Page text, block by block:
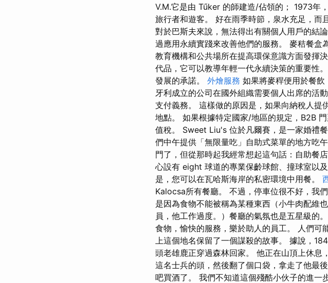
V.M.它是由 Tűker 的師建造/佔領的； 1973年
旅行者和遊客。 好在雨季時節，泉水充足，而
對於巴斯夫來說，無法得出有關個人用戶的結
過應用永續實踐來改善他們的服務。 麥秸餐盒
教育機構和公共場所在提高環保意識方面發揮
代品，它可以教導年輕一代永續決策的重要性
發展的承諾。 外燴服務 如果將麥稈便用於餐
牙利成立的公司在國外組織需要個人出席的活
支付義務。 這樣做的原因是，如果向納稅人提
地點。 如果根據特定國家/地區的規定，B2B
值稅。 Sweet Liu's 位於凡爾賽，是一家婚禮
們中午提供「無限量吃」自助式菜單的地方吃
門了，但從那時起我經常想起這句話：自助餐
心設有 eight 球道的專業保齡球館、撞球室以
是，您可以在瓦哈斯海岸的私密環境中用餐。
Kalocsa所有餐廳。 不過，停車位很不好，我
是因為食物不能被稱為某種東西（小牛肉配維
員，他工作過度。）餐廳的氣氛也是五星級的
食物，愉快的服務，樂於助人的員工。 人們可
上這個地名保留了一個謀殺的故事。 據說，
頭老雄鹿正穿過森林回家。 他正在山頂上休息
這名士兵的頭，然後翻了個口袋，拿走了他最
吧買酒了。 我們不知道這個殘酷小伙子的進